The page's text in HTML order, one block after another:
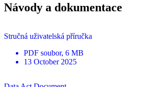
Návody a dokumentace
Stručná uživatelská příručka
PDF soubor, 6 MB
13 October 2025